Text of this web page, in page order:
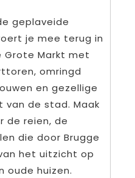
geplaveide
je mee terug in
Grote Markt met
omringd
en gezellige
de stad. Maak
de reien, de
die door Brugge
het uitzicht op
oude huizen.